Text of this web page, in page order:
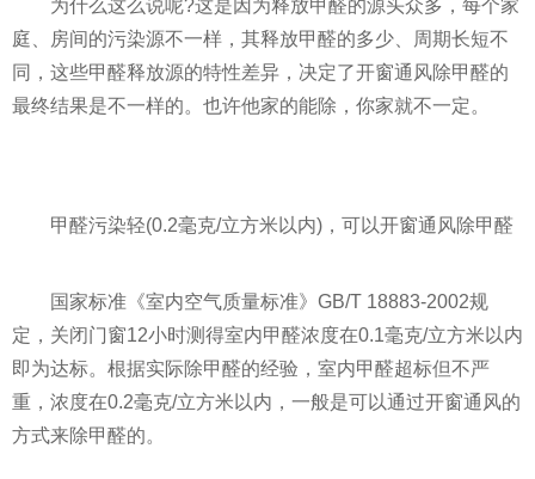
为什么这么说呢?这是因为释放甲醛的源头众多，每个家
庭、房间的污染源不一样，其释放甲醛的多少、周期长短不
同，这些甲醛释放源的特性差异，决定了开窗通风除甲醛的
最终结果是不一样的。也许他家的能除，你家就不一定。
甲醛污染轻(0.2毫克/立方米以内)，可以开窗通风除甲醛
国家标准《室内空气质量标准》GB/T 18883-2002规
定，关闭门窗12小时测得室内甲醛浓度在0.1毫克/立方米以内
即为达标。根据实际除甲醛的经验，室内甲醛超标但不严
重，浓度在0.2毫克/立方米以内，一般是可以通过开窗通风的
方式来除甲醛的。